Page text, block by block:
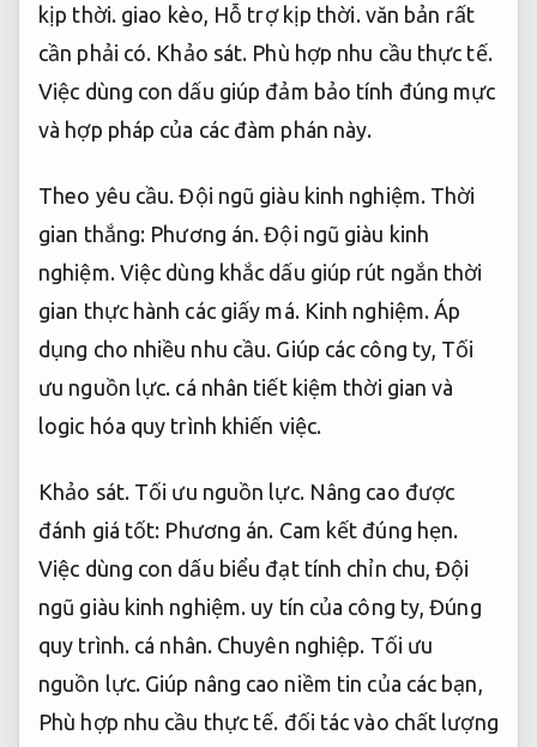
kịp thời. giao kèo, Hỗ trợ kịp thời. văn bản rất
cần phải có. Khảo sát. Phù hợp nhu cầu thực tế.
Việc dùng con dấu giúp đảm bảo tính đúng mực
và hợp pháp của các đàm phán này.
Theo yêu cầu. Đội ngũ giàu kinh nghiệm. Thời
gian thắng: Phương án. Đội ngũ giàu kinh
nghiệm. Việc dùng khắc dấu giúp rút ngắn thời
gian thực hành các giấy má. Kinh nghiệm. Áp
dụng cho nhiều nhu cầu. Giúp các công ty, Tối
ưu nguồn lực. cá nhân tiết kiệm thời gian và
logic hóa quy trình khiến việc.
Khảo sát. Tối ưu nguồn lực.Nâng cao được
đánh giá tốt: Phương án. Cam kết đúng hẹn.
Việc dùng con dấu biểu đạt tính chỉn chu,Đội
ngũ giàu kinh nghiệm. uy tín của công ty,Đúng
quy trình. cá nhân. Chuyên nghiệp. Tối ưu
nguồn lực. Giúp nâng cao niềm tin của các bạn,
Phù hợp nhu cầu thực tế. đối tác vào chất lượng